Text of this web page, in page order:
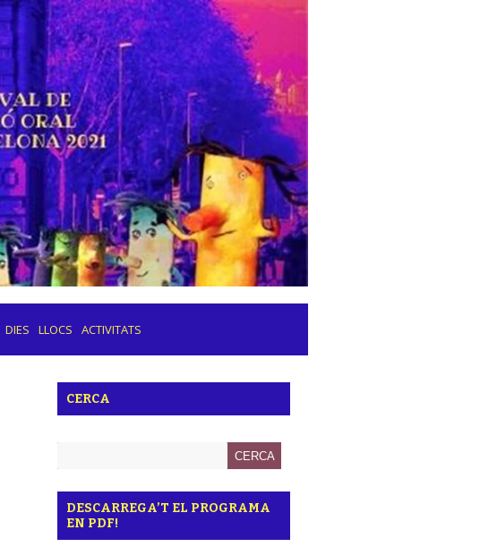
DIES LLOCS ACTIVITATS
CERCA
DESCARREGA’T EL PROGRAMA
EN PDF!